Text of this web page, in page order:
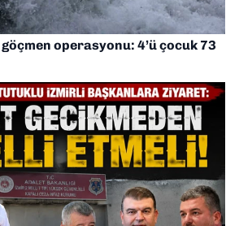
operasyonu: 4’ü çocuk 73